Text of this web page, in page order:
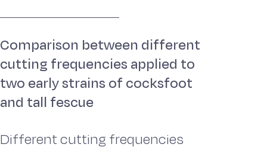
Comparison between different
cutting frequencies applied to
two early strains of cocksfoot
and tall fescue
Different cutting frequencies